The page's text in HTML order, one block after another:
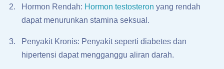
Hormon Rendah: Hormon testosteron yang rendah
dapat menurunkan stamina seksual.
Penyakit Kronis: Penyakit seperti diabetes dan
hipertensi dapat mengganggu aliran darah.